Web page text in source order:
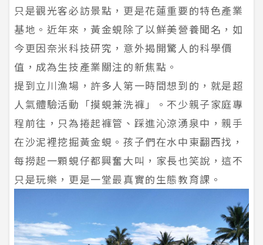
只是觀光客必訪景點，更是花蓮重要的特色產業
基地。近年來，黃金蜆除了以鮮美營養聞名，如
今更因奈米科技研究，意外揭開驚人的科學價
值，成為生技產業關注的新焦點。
提到立川漁場，許多人第一時間想到的，就是超
人氣體驗活動「摸蜆兼洗褲」。不少親子家庭專
程前往，只為捲起褲管、踩進沁涼湧泉中，親手
在沙泥裡挖掘黃金蜆。孩子們在水中東翻西找，
每撈起一顆蜆仔都興奮大叫，家長也笑說，這不
只是玩樂，更是一堂最真實的生態教育課。